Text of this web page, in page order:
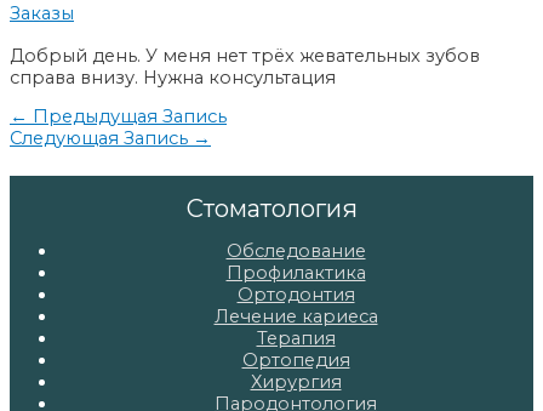
Заказы
Добрый день. У меня нет трёх жевательных зубов
справа внизу. Нужна консультация
Навигация
по
← Предыдущая Запись
Следующая Запись →
Стоматология
Обследование
Профилактика
Ортодонтия
Лечение кариеса
Терапия
Ортопедия
Хирургия
Пародонтология